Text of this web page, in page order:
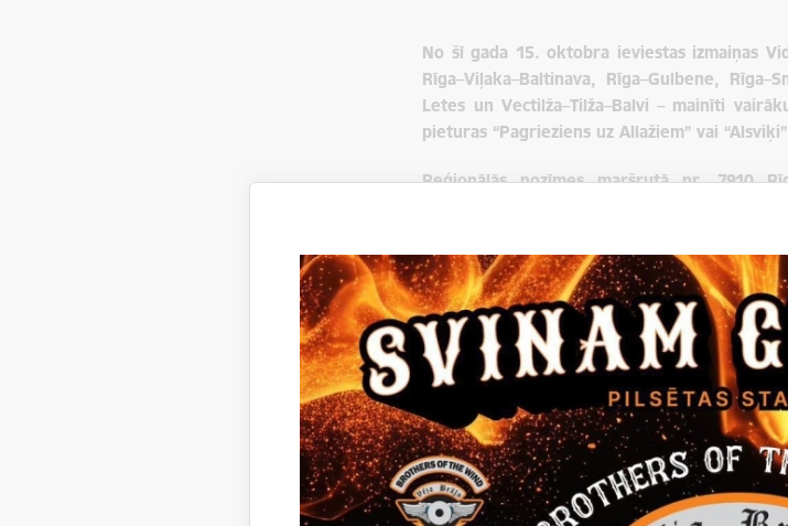
No šī gada 15. oktobra ieviestas izmaiņas
Rīga–Viļaka–Baltinava, Rīga–Gulbene,
Letes un Vectilža–Tilža–Balvi – mainīti
pieturas “Pagrieziens uz Allažiem” vai
Reģionālās nozīmes maršrutā nr. 7910
starptautiskās autoostas turpmāk apstāsies arī
Reģionālās nozīmes maršrutā nr. 7912
apstāsies arī pieturā “Pagrieziens uz Allažiem”
Reģionālās nozīmes maršrutā nr. 7618
plkst. 17.10 (šobrīd – plkst. 16.10) un autobuss
pieturā pasažieri varēs izkāpt vai iekāpt arī trīs
20.30 (svētdienās), kā arī no Gulbenes plkst.
Reģionālās nozīmes maršrutā nr. 7906
pieturā “Pagrieziens uz Allažiem” – no Rīgas